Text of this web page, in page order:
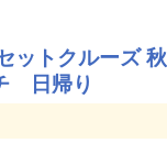
ットクルーズ
日帰り